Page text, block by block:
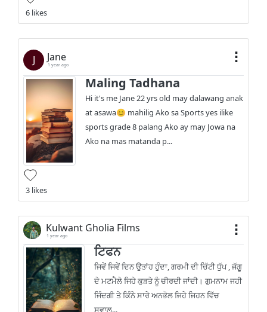
6 likes
J Jane
1 year ago
Maling Tadhana
Hi it's me Jane 22 yrs old may dalawang anak
at asawa😊 mahilig Ako sa Sports yes ilike
sports grade 8 palang Ako ay may Jowa na
Ako na mas matanda p...
3 likes
Kulwant Gholia Films
1 year ago
ਟਿਫਨ
ਜਿਵੇਂ ਜਿਵੇਂ ਦਿਨ ਉਤਾਂਹ ਹੁੰਦਾ, ਗਰਮੀ ਦੀ ਚਿੱਟੀ ਧੁੱਪ , ਜੱਗੂ
ਦੇ ਮਟਮੈਲੇ ਜਿਹੇ ਕੁੜਤੇ ਨੂੰ ਚੀਰਦੀ ਜਾਂਦੀ। ਗੁਮਨਾਮ ਜਹੀ
ਜਿੰਦਗੀ ਤੇ ਕਿੰਨੇ ਸਾਰੇ ਅਨਭੋਲ ਜਿਹੇ ਜਿਹਨ ਵਿੱਚ
ਸਵਾਲ...